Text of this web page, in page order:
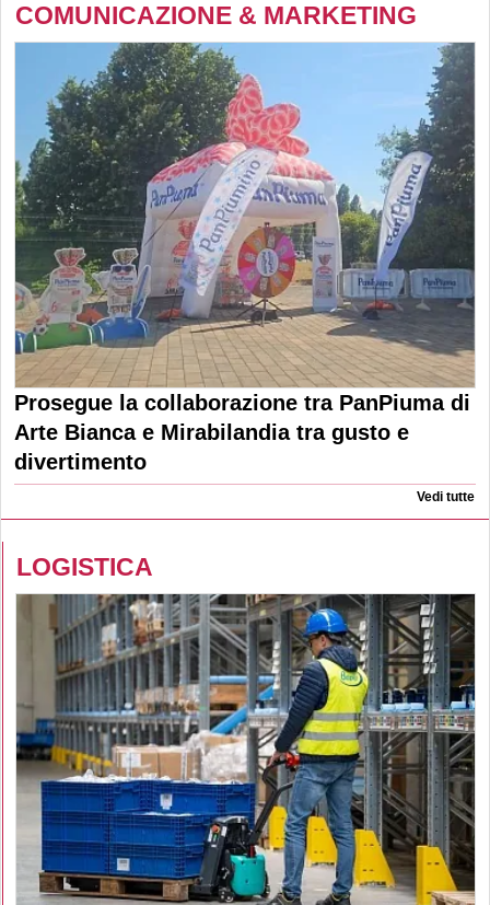
COMUNICAZIONE & MARKETING
Prosegue la collaborazione tra PanPiuma di
Arte Bianca e Mirabilandia tra gusto e
divertimento
Vedi tutte
LOGISTICA